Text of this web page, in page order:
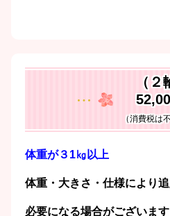
（２
（消費税は
体重が３1㎏以上
体重・大きさ・仕様により
必要になる場合がございます